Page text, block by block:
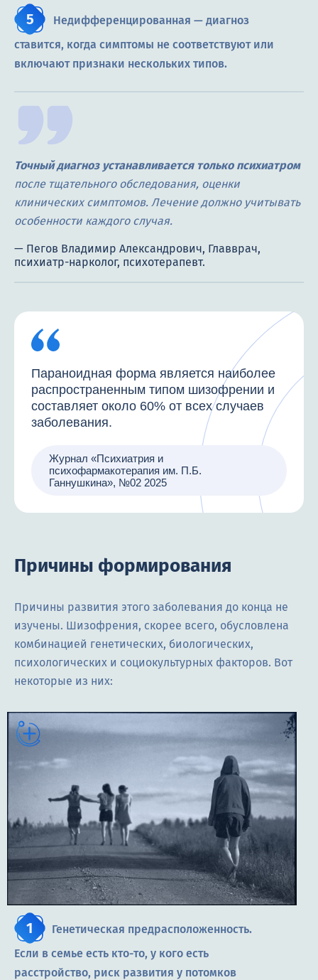
Недифференцированная — диагноз
ставится, когда симптомы не соответствуют или
включают признаки нескольких типов.
Точный диагноз устанавливается только психиатром
после тщательного обследования, оценки
клинических симптомов. Лечение должно учитывать
особенности каждого случая.
Параноидная форма является наиболее
распространенным типом шизофрении и
составляет около 60% от всех случаев
заболевания.
Журнал «Психиатрия и
психофармакотерапия им. П.Б.
Ганнушкина», №02 2025
Причины формирования
Причины развития этого заболевания до конца не
изучены. Шизофрения, скорее всего, обусловлена
комбинацией генетических, биологических,
психологических и социокультурных факторов. Вот
некоторые из них:
Генетическая предрасположенность.
Если в семье есть кто-то, у кого есть
расстройство, риск развития у потомков